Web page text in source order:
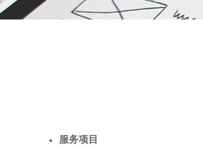
服务项目